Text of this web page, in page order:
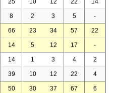
25 10 12 22 14
8 2 3 5 -
66 23 34 57 22
14 5 12 17 -
14 1 3 4 2
39 10 12 22 4
50 30 37 67 6